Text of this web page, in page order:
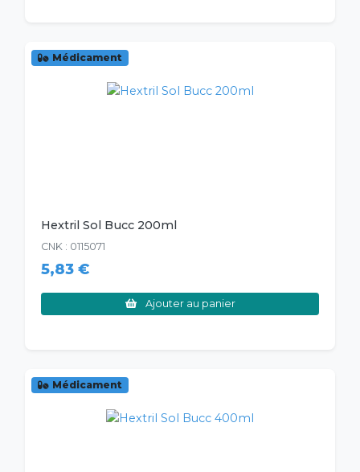
Médicament
Hextril Sol Bucc 200ml
CNK : 0115071
5,83 €
Ajouter au panier
Médicament